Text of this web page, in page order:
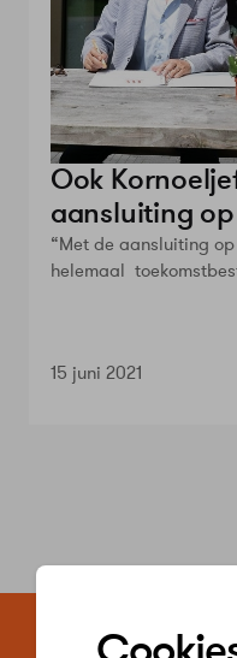
Ook
aansluiting
“Met de aansluiting
helemaal
15 juni 2021